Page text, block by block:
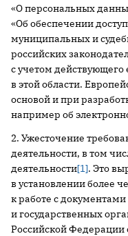
«О персональных
«Об обеспечении
муниципальных и
российских
с учетом действующего
в этой области.
основой и при
например об
2. Ужесточение
деятельности, в том
деятельности[1]. Это
в установлении более
к работе с
и государственных
Российской